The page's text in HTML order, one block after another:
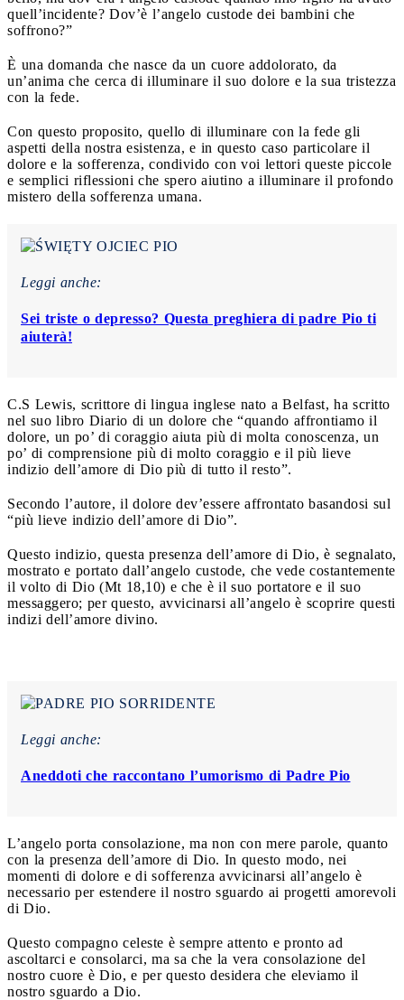
quell’incidente? Dov’è l’angelo custode dei bambini che
soffrono?”
È una domanda che nasce da un cuore addolorato, da
un’anima che cerca di illuminare il suo dolore e la sua tristezza
con la fede.
Con questo proposito, quello di illuminare con la fede gli
aspetti della nostra esistenza, e in questo caso particolare il
dolore e la sofferenza, condivido con voi lettori queste piccole
e semplici riflessioni che spero aiutino a illuminare il profondo
mistero della sofferenza umana.
Leggi anche:
Sei triste o depresso? Questa preghiera di padre Pio ti
aiuterà!
C.S Lewis, scrittore di lingua inglese nato a Belfast, ha scritto
nel suo libro Diario di un dolore che “quando affrontiamo il
dolore, un po’ di coraggio aiuta più di molta conoscenza, un
po’ di comprensione più di molto coraggio e il più lieve
indizio dell’amore di Dio più di tutto il resto”.
Secondo l’autore, il dolore dev’essere affrontato basandosi sul
“più lieve indizio dell’amore di Dio”.
Questo indizio, questa presenza dell’amore di Dio, è segnalato,
mostrato e portato dall’angelo custode, che vede costantemente
il volto di Dio (Mt 18,10) e che è il suo portatore e il suo
messaggero; per questo, avvicinarsi all’angelo è scoprire questi
indizi dell’amore divino.
Leggi anche:
Aneddoti che raccontano l’umorismo di Padre Pio
L’angelo porta consolazione, ma non con mere parole, quanto
con la presenza dell’amore di Dio. In questo modo, nei
momenti di dolore e di sofferenza avvicinarsi all’angelo è
necessario per estendere il nostro sguardo ai progetti amorevoli
di Dio.
Questo compagno celeste è sempre attento e pronto ad
ascoltarci e consolarci, ma sa che la vera consolazione del
nostro cuore è Dio, e per questo desidera che eleviamo il
nostro sguardo a Dio.